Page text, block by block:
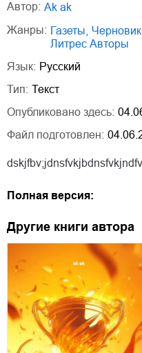
Автор:
ak ak
Жанры:
газеты
Литрес Авторы
Язык: Русский
Тип: Текст
Опубликовано здесь:
Файл подготовлен:
Полная версия:
Другие книги автора